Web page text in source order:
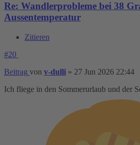
Re: Wandlerprobleme bei 38
Aussentemperatur
Zitieren
#20
Beitrag von v-dulli » 27 Jun 2026 22:44
Ich fliege in den Sommerurlaub und der